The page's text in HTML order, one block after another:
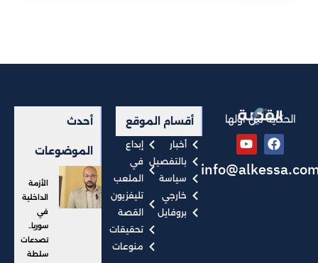
الحكاية من أولها أقسام الموقع
أخبار
بالتفصيل
سياسة
خارجي
بروفايل
إبداع
في
الملعب
تليفزيون
القصة
تحقيقات
منوعات
أحدث
الموضوعات
الأزمة
الداخلية
في
سوريا..
تصدعات
سلطة